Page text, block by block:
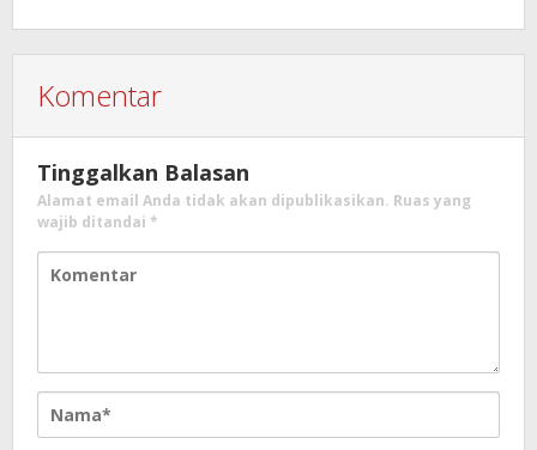
Komentar
Tinggalkan Balasan
Alamat email Anda tidak akan dipublikasikan. Ruas yang
wajib ditandai *